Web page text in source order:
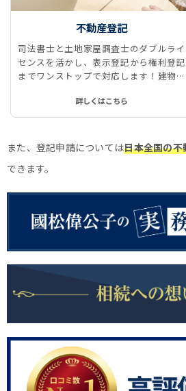
不動産登記
司法書士と土地家屋調査士のダブルライ
センスを活かし、表示登記から権利登記
までワンストップで対応します！建物表
記、抵当権抹消登記などをストレスなく
スムーズに、ワンストップで実現しま
詳しくはこちら
また、登記申請については日本全国の不
できます。